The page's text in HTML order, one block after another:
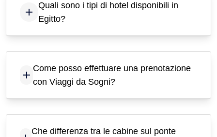
Quali sono i tipi di hotel disponibili in
Egitto?
Come posso effettuare una prenotazione
con Viaggi da Sogni?
Che differenza tra le cabine sul ponte